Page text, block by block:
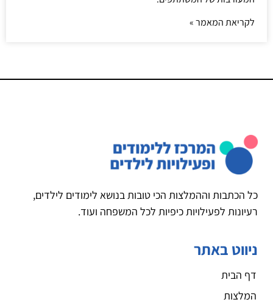
לקריאת המאמר »
כל הכתבות וההמלצות הכי טובות בנושא לימודים לילדים,
רעיונות לפעילויות כיפיות לכל המשפחה ועוד.
ניווט באתר
דף הבית
המלצות